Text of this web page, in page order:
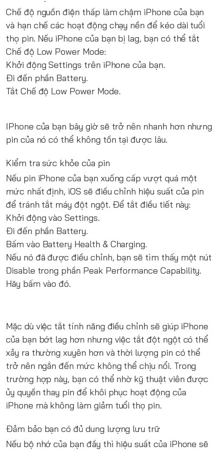
Chế độ nguồn điện thấp làm chậm iPhone của bạn
và hạn chế các hoạt động chạy nền để kéo dài tuổi
thọ pin. Nếu iPhone của bạn bị lag, bạn có thể tắt
Chế độ Low Power Mode:
Khởi động Settings trên iPhone của bạn.
Đi đến phần Battery.
Tắt Chế độ Low Power Mode.
IPhone của bạn bây giờ sẽ trở nên nhanh hơn nhưng
pin của nó có thể không tồn tại được lâu.
Kiểm tra sức khỏe của pin
Nếu pin iPhone của bạn xuống cấp vượt quá một
mức nhất định, iOS sẽ điều chỉnh hiệu suất của pin
để tránh tắt máy đột ngột. Để tắt điều tiết này:
Khởi động vào Settings.
Đi đến phần Battery.
Bấm vào Battery Health & Charging.
Nếu nó đã được điều chỉnh, bạn sẽ tìm thấy một nút
Disable trong phần Peak Performance Capability.
Hãy bấm vào đó.
Mặc dù việc tắt tính năng điều chỉnh sẽ giúp iPhone
của bạn bớt lag hơn nhưng việc tắt đột ngột có thể
xảy ra thường xuyên hơn và thời lượng pin có thể
trở nên ngắn đến mức không thể chịu nổi. Trong
trường hợp này, bạn có thể nhờ kỹ thuật viên được
ủy quyền thay pin để khôi phục hoạt động của
iPhone mà không làm giảm tuổi thọ pin.
Đảm bảo bạn có đủ dung lượng lưu trữ
Nếu bộ nhớ của bạn đầy thì hiệu suất của iPhone sẽ